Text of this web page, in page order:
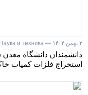
۳ بهمن ۱۴۰۴ — Наука и техника
دانشمندان دانشگاه
استخراج فلزات کمیاب